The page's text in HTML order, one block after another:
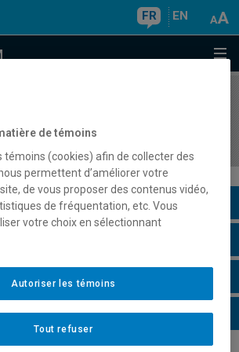
FR EN
2026
de témoins
témoins (cookies) afin de collecter des
permettent d’améliorer votre
de vous proposer des contenus vidéo,
de fréquentation, etc. Vous
votre choix en sélectionnant
Tout refuser
Autoriser les témoins